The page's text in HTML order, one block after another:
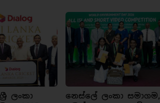
ලංකා
නෙස්ලේ ලංකා සමාගම,